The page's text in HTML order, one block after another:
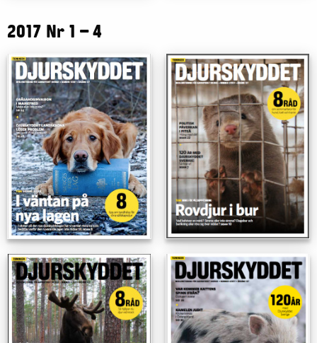
2017 Nr 1 – 4